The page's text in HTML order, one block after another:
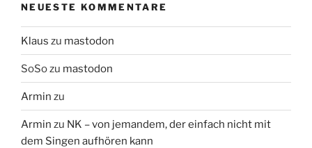
NEUESTE KOMMENTARE
Klaus zu mastodon
SoSozu mastodon
Armin zu
Armin zu NK – von jemandem, der einfach nicht mit
dem Singen aufhören kann